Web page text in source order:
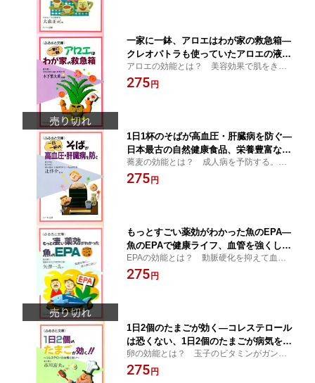
一家に一鉢、アロエはわが家の救急箱—
クレオパトラも使っていたアロエの液汁
は有効成分の宝庫、小さなケガから大き
な症状まで効く：健康食品の効果を解説
アロエの効能とは？ 美容効果で肌をきめ
細やかに。炎症を鎮める。胃腸を整える。
口臭を防ぐ【アロエベラ、ジュース、クリ
275 円
1日1杯のそばが高血圧・肝臓病を防ぐ—
日本最古の自然健康食品、栄養豊富な庶
民の味が成人病を予防する：健康食品の
効果を解説した書籍
蕎麦の効能とは？ 成人病を予防する。ル
チンが血圧を下げる効果がある。豊富な食
物繊維が便秘をよくする。コリンが肝臓の
275 円
もっとすごい薬効がわかった魚のEPA—
魚のEPAで健康ライフ、血管を強くし、
成人病に効く！：健康食品の効果を解説
した書籍
EPAの効能とは？ 動脈硬化を抑えて血
栓、血管の老化を防ぐ効果。心臓機能を回
復する。高血圧の改善する。ガン細胞の増
275 円
1日2個のたまごが効く—コレステロール
は恐くない、1日2個のたまごが病気を予
防する：健康食品の効果を解説した書籍
卵の効能とは？ 玉子のビタミンがガンを
予防。卵のたんぱく質に血圧を抑制する効
果。血管を強くして心臓病を予防。ボケな
275 円